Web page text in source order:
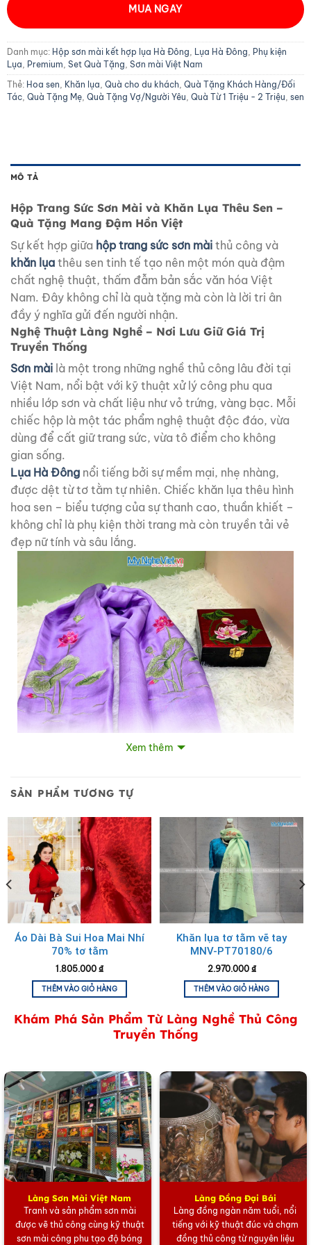
MUA NGAY
Danh mục: Hộp sơn mài kết hợp lụa Hà Đông, Lụa Hà Đông, Phụ kiện
Lụa, Premium, Set Quà Tặng, Sơn mài Việt Nam
Thẻ: Hoa sen, Khăn lụa, Quà cho du khách, Quà Tặng Khách Hàng/Đối
Tác, Quà Tặng Mẹ, Quà Tặng Vợ/Người Yêu, Quà Từ 1 Triệu - 2 Triệu, sen
MÔ TẢ
Hộp Trang Sức Sơn Mài và Khăn Lụa Thêu Sen –
Quà Tặng Mang Đậm Hồn Việt
Sự kết hợp giữa hộp trang sức sơn mài thủ công và
khăn lụa thêu sen tinh tế tạo nên một món quà đậm
chất nghệ thuật, thấm đẫm bản sắc văn hóa Việt
Nam. Đây không chỉ là quà tặng mà còn là lời tri ân
đầy ý nghĩa gửi đến người nhận.
Nghệ Thuật Làng Nghề – Nơi Lưu Giữ Giá Trị
Truyền Thống
Sơn mài là một trong những nghề thủ công lâu đời tại
Việt Nam, nổi bật với kỹ thuật xử lý công phu qua
nhiều lớp sơn và chất liệu như vỏ trứng, vàng bạc. Mỗi
chiếc hộp là một tác phẩm nghệ thuật độc đáo, vừa
dùng để cất giữ trang sức, vừa tô điểm cho không
gian sống.
Lụa Hà Đông nổi tiếng bởi sự mềm mại, nhẹ nhàng,
được dệt từ tơ tằm tự nhiên. Chiếc khăn lụa thêu hình
hoa sen – biểu tượng của sự thanh cao, thuần khiết –
không chỉ là phụ kiện thời trang mà còn truyền tải vẻ
đẹp nữ tính và sâu lắng.
Quà Tặng Hộp Sơn Mài & Khăn Lụa Thêu Tay họa Tiết Hoa
Sen
Xem thêm
SẢN PHẨM TƯƠNG TỰ
Áo Dài Bà Sui Hoa Mai Nhí
70% tơ tằm
1.805.000 ₫
THÊM VÀO GIỎ HÀNG
Khăn lụa tơ tằm vẽ tay
MNV-PT70180/6
2.970.000 ₫
THÊM VÀO GIỎ HÀNG
Khám Phá Sản Phẩm Từ Làng Nghề Thủ Công
Truyền Thống
Làng Sơn Mài Việt Nam
Tranh và sản phẩm sơn mài
được vẽ thủ công cùng kỹ thuật
sơn mài công phu tạo độ bóng
Làng Đồng Đại Bái
Làng đồng ngàn năm tuổi, nổi
tiếng với kỹ thuật đúc và chạm
đồng thủ công từ nguyên liệu